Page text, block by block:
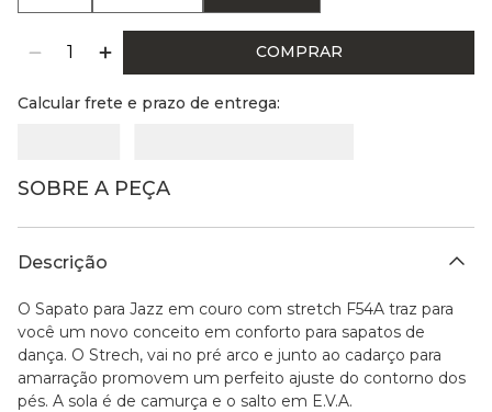
COMPRAR
Calcular frete e prazo de entrega:
SOBRE A PEÇA
Descrição
O Sapato para Jazz em couro com stretch F54A traz para
você um novo conceito em conforto para sapatos de
dança. O Strech, vai no pré arco e junto ao cadarço para
amarração promovem um perfeito ajuste do contorno dos
pés. A sola é de camurça e o salto em E.V.A.